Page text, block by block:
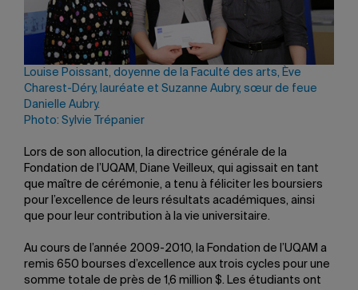
Louise Poissant, doyenne de la Faculté des arts, Ève
Charest-Déry, lauréate et Suzanne Aubry, sœur de feue
Danielle Aubry.
Photo: Sylvie Trépanier
Lors de son allocution, la directrice générale de la
Fondation de l’UQAM, Diane Veilleux, qui agissait en tant
que maître de cérémonie, a tenu à féliciter les boursiers
pour l’excellence de leurs résultats académiques, ainsi
que pour leur contribution à la vie universitaire.
Au cours de l’année 2009-2010, la Fondation de l’UQAM a
remis 650 bourses d’excellence aux trois cycles pour une
somme totale de près de 1,6 million $. Les étudiants ont